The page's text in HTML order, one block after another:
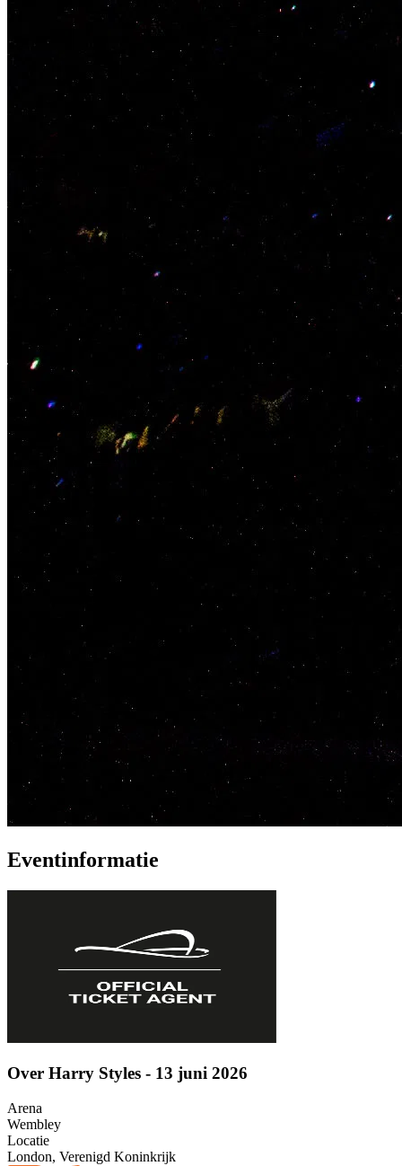
Eventinformatie
Over Harry Styles - 13 juni 2026
Arena
Wembley
Locatie
London, Verenigd Koninkrijk